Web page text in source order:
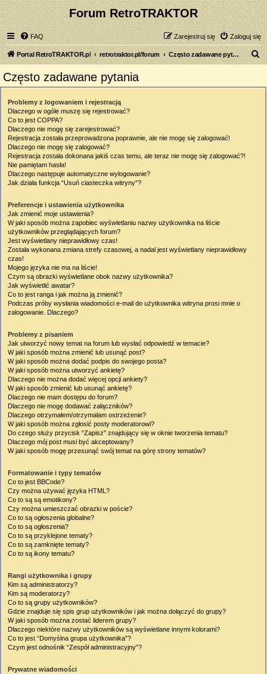
Forum RetroTRAKTOR
FAQ Zaloguj się
Zarejestruj się
Portal RetroTRAKTOR.pl retrotraktor.pl/forum Często zadawane pytania
Często zadawane pytania
Problemy z logowaniem i rejestracją
Dlaczego w ogóle muszę się rejestrować?
Co to jest COPPA?
Dlaczego nie mogę się zarejestrować?
Rejestracja została przeprowadzona poprawnie, ale nie mogę się zalogować!
Dlaczego nie mogę się zalogować?
Rejestracja została dokonana jakiś czas temu, ale teraz nie mogę się zalogować?!
Nie pamiętam hasła!
Dlaczego następuje automatyczne wylogowanie?
Jak działa funkcja “Usuń ciasteczka witryny”?
Preferencje i ustawienia użytkownika
Jak zmienić moje ustawienia?
W jaki sposób można zapobiec wyświetlaniu nazwy użytkownika na liście
użytkowników przeglądających forum?
Jest wyświetlany nieprawidłowy czas!
Została wykonana zmiana strefy czasowej, a nadal jest wyświetlany nieprawidłowy
czas!
Mojego języka nie ma na liście!
Czym są obrazki wyświetlane obok nazwy użytkownika?
Jak wyświetlić awatar?
Co to jest ranga i jak można ją zmienić?
Podczas próby wysłania wiadomości e-mail do użytkownika witryna prosi mnie o
zalogowanie. Dlaczego?
Problemy z pisaniem
Jak utworzyć nowy temat na forum lub wysłać odpowiedź w temacie?
W jaki sposób można zmienić lub usunąć post?
W jaki sposób można dodać podpis do swojego posta?
W jaki sposób można utworzyć ankietę?
Dlaczego nie można dodać więcej opcji ankiety?
W jaki sposób zmienić lub usunąć ankietę?
Dlaczego nie mam dostępu do forum?
Dlaczego nie mogę dodawać załączników?
Dlaczego otrzymałem/otrzymałam ostrzeżenie?
W jaki sposób można zgłosić posty moderatorowi?
Do czego służy przycisk “Zapisz” znajdujący się w oknie tworzenia tematu?
Dlaczego mój post musi być akceptowany?
W jaki sposób mogę przesunąć swój temat na górę strony tematów?
Formatowanie i typy tematów
Co to jest BBCode?
Czy można używać języka HTML?
Co to są są emotikony?
Czy można umieszczać obrazki w poście?
Co to są ogłoszenia globalne?
Co to są ogłoszenia?
Co to są przyklejone tematy?
Co to są zamknięte tematy?
Co to są ikony tematu?
Rangi użytkownika i grupy
Kim są administratorzy?
Kim są moderatorzy?
Co to są grupy użytkowników?
Gdzie znajduje się spis grup użytkowników i jak można dołączyć do grupy?
W jaki sposób można zostać liderem grupy?
Dlaczego niektóre nazwy użytkowników są wyświetlane innymi kolorami?
Co to jest “Domyślna grupa użytkownika”?
Czym jest odnośnik “Zespół administracyjny”?
Prywatne wiadomości